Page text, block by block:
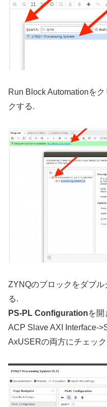
Run Block Automationを
クする.
ZYNQのブロックをダブ
る.
PS-PL Configurationを開
ACP Slave AXI Interface-
AxUSERの両方にチェッ